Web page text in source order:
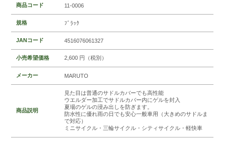
商品コード 11-0006
規格 ﾌﾞﾗｯｸ
JANコード 4516076061327
小売希望価格 2,600 円（税別）
メーカー MARUTO
商品説明
見た目は普通のサドルカバーでも高性能
ウエルダー加工でサドルカバー内にゲルを封入
夏場のゲルの浸み出しを防ぎます。
防水性に優れ雨の日でも安心一般車用（大きめのサドルま
で対応）
ミニサイクル・三輪サイクル・シティサイクル・軽快車